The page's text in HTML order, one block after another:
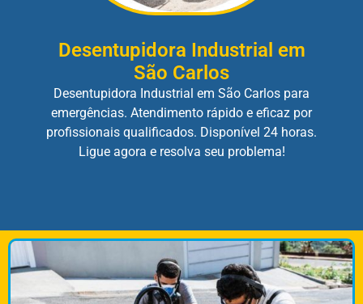
Desentupidora Industrial em
São Carlos
Desentupidora Industrial em São Carlos para
emergências. Atendimento rápido e eficaz por
profissionais qualificados. Disponível 24 horas.
Ligue agora e resolva seu problema!